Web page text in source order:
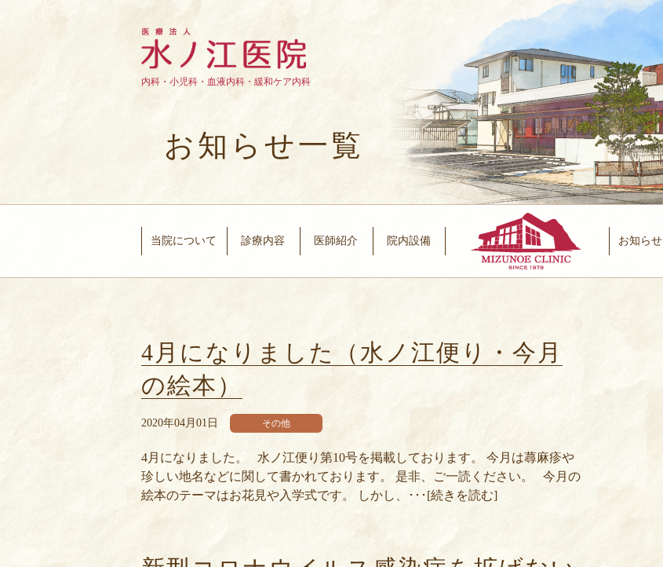
内科・小児科・血液内科・緩和ケア内科
お知らせ一覧
当院について 診療内容 医師紹介 院内設備 お知らせ
4月になりました（水ノ江便り・今月
の絵本）
2020年04月01日 その他
4月になりました。 水ノ江便り第10号を掲載しております。 今月は蕁麻疹や
珍しい地名などに関して書かれております。 是非、ご一読ください。 今月の
絵本のテーマはお花見や入学式です。 しかし、･･･[続きを読む]